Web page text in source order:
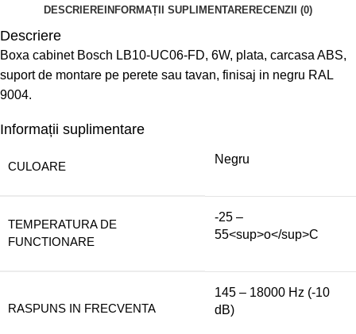
DESCRIERE INFORMAȚII SUPLIMENTARERECENZII (0)
Descriere
Boxa cabinet Bosch LB10-UC06-FD, 6W, plata, carcasa ABS,
suport de montare pe perete sau tavan, finisaj in negru RAL
9004.
Informații suplimentare
CULOARE
Negru
TEMPERATURA DE
FUNCTIONARE
-25 –
55<sup>o</sup>C
RASPUNS IN FRECVENTA
145 – 18000 Hz (-10
dB)